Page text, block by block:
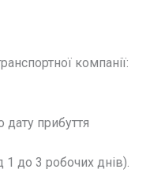
компанії:
прибуття
1 до 3 робочих днів).